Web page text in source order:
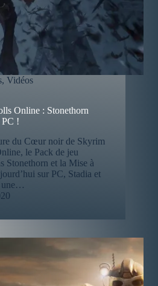
, Vidéos
Online : Stonethorn
PC !
du Cœur noir de Skyrim
le Pack de jeu
Stonethorn et la Mise à
sur PC, Stadia et
une…